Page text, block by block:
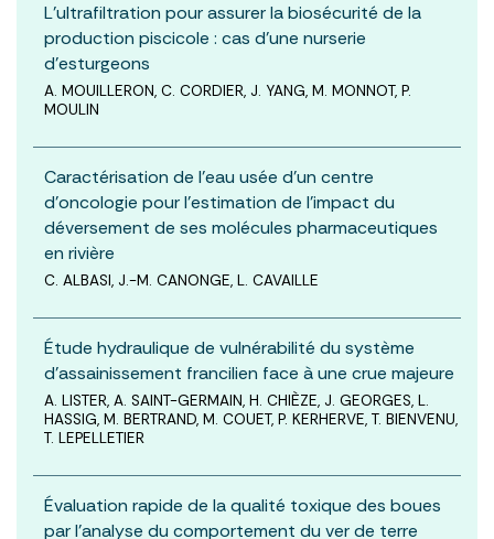
L’ultrafiltration pour assurer la biosécurité de la
production piscicole : cas d’une nurserie
d’esturgeons
A. MOUILLERON, C. CORDIER, J. YANG, M. MONNOT, P.
MOULIN
Caractérisation de l’eau usée d’un centre
d’oncologie pour l’estimation de l’impact du
déversement de ses molécules pharmaceutiques
en rivière
C. ALBASI, J.-M. CANONGE, L. CAVAILLE
Étude hydraulique de vulnérabilité du système
d’assainissement francilien face à une crue majeure
A. LISTER, A. SAINT-GERMAIN, H. CHIÈZE, J. GEORGES, L.
HASSIG, M. BERTRAND, M. COUET, P. KERHERVE, T. BIENVENU,
T. LEPELLETIER
Évaluation rapide de la qualité toxique des boues
par l’analyse du comportement du ver de terre